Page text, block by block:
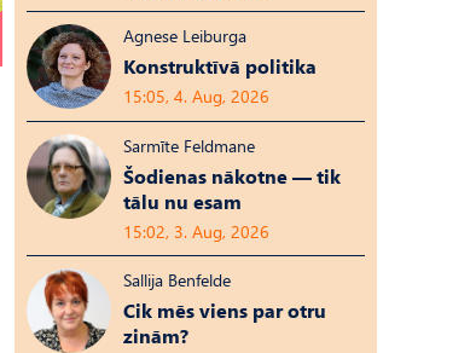
Agnese Leiburga
Konstruktīvā politika
15:05, 4. Aug, 2026
Sarmīte Feldmane
Šodienas nākotne — tik
tālu nu esam
15:02, 3. Aug, 2026
Sallija Benfelde
Cik mēs viens par otru
zinām?